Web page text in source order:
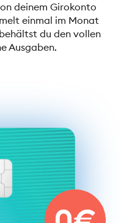
deinem Girokonto
einmal im Monat
du den vollen
Ausgaben.